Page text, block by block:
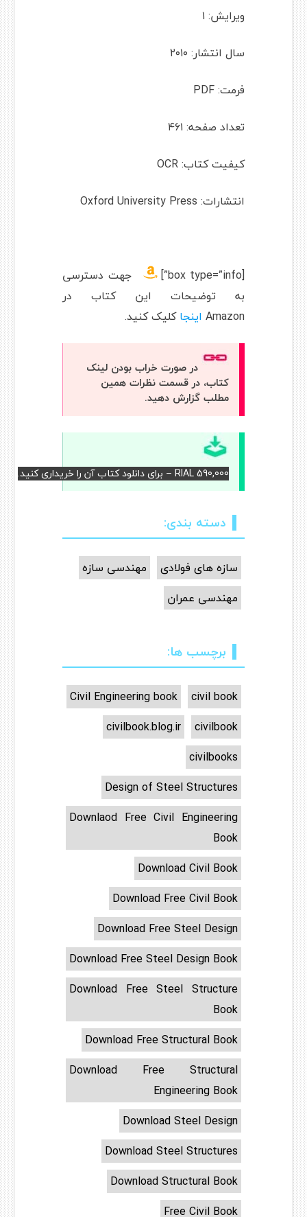
ویرایش: ۱
سال انتشار: ۲۰۱۰
فرمت: PDF
تعداد صفحه: ۴۶۱
کیفیت کتاب: OCR
انتشارات: Oxford University Press
[box type=”info”]
جهت دسترسی
به توضیحات این کتاب در
Amazon اینجاکلیک کنید.
در صورت خراب بودن لینک
کتاب، در قسمت نظرات همین
مطلب گزارش دهید.
RIAL 590,000 – برای دانلود کتاب آن را خریداری کنید.
دسته بندی:
سازه های فولادی
مهندسی سازه
مهندسی عمران
برچسب ها:
civil book
Civil Engineering book
civilbook
civilbook.blog.ir
civilbooks
Design of Steel Structures
Downlaod Free Civil Engineering
Book
Download Civil Book
Download Free Civil Book
Download Free Steel Design
Download Free Steel Design Book
Download Free Steel Structure
Book
Download Free Structural Book
Download Free Structural
Engineering Book
Download Steel Design
Download Steel Structures
Download Structural Book
Free Civil Book